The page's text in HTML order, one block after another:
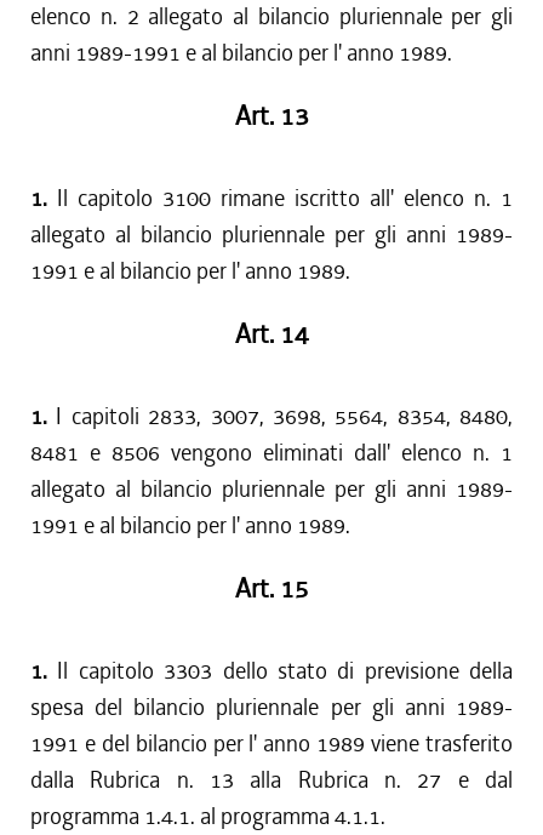
elenco n. 2 allegato al bilancio pluriennale per gli
anni 1989-1991 e al bilancio per l' anno 1989.
Art. 13
1. Il capitolo 3100 rimane iscritto all' elenco n. 1
allegato al bilancio pluriennale per gli anni 1989-
1991 e al bilancio per l' anno 1989.
Art. 14
1. I capitoli 2833, 3007, 3698, 5564, 8354, 8480,
8481 e 8506 vengono eliminati dall' elenco n. 1
allegato al bilancio pluriennale per gli anni 1989-
1991 e al bilancio per l' anno 1989.
Art. 15
1. Il capitolo 3303 dello stato di previsione della
spesa del bilancio pluriennale per gli anni 1989-
1991 e del bilancio per l' anno 1989 viene trasferito
dalla Rubrica n. 13 alla Rubrica n. 27 e dal
programma 1.4.1. al programma 4.1.1.